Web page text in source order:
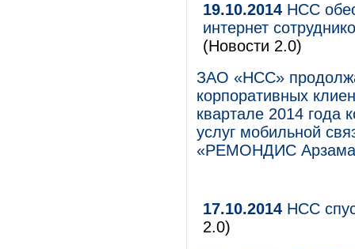
19.10.2014 НСС
интернет
(Новости 2.0)
ЗАО «НСС»
корпоративных
квартале 2014 года
услуг мобильной
«РЕМОНДИС
17.10.2014 НСС
2.0)